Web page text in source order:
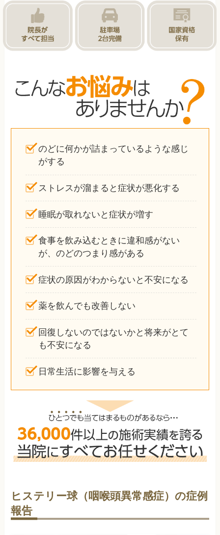
のどに何かが詰まっているような感じ
がする
ストレスが溜まると症状が悪化する
睡眠が取れないと症状が増す
食事を飲み込むときに違和感がない
が、のどのつまり感がある
症状の原因がわからないと不安になる
薬を飲んでも改善しない
回復しないのではないかと将来がとて
も不安になる
日常生活に影響を与える
ヒステリー球（咽喉頭異常感症）の症例
報告